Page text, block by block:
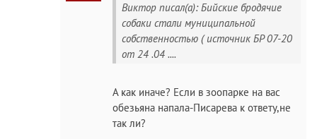
Виктор писал(а): Бийские бродячие
собаки стали муниципальной
собственностью ( источник БР 07-20
от 24 .04 ....
А как иначе? Если в зоопарке на вас
обезьяна напала-Писарева к ответу,не
так ли?